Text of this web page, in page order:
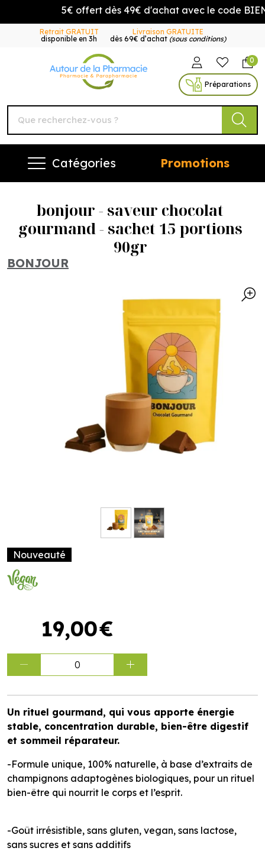
5€ offert dès 49€ d'achat avec le code
Retrait GRATUIT
disponible en 3h
Livraison GRATUITE
dès 69€ d’achat (sous conditions)
Autour de la Pharmacie
0
Préparations
Catégories Promotions
bonjour - saveur chocolat
gourmand - sachet 15 portions
90gr
BONJOUR
Nouveauté
19,00€
0
Un rituel gourmand, qui vous apporte énergie
stable, concentration durable, bien-être digestif
et sommeil réparateur.
-Formule unique, 100% naturelle, à base d’extraits de
champignons adaptogènes biologiques, pour un rituel
bien-être qui nourrit le corps et l’esprit.
-Goût irrésistible, sans gluten, vegan, sans lactose,
sans sucres et sans additifs